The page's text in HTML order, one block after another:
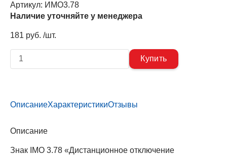
Артикул: ИМО3.78
Наличие уточняйте у менеджера
181 руб. /шт.
ОписаниеХарактеристикиОтзывы
Описание
Знак IMO 3.78 «Дистанционное отключение